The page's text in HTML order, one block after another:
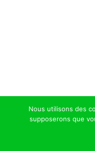
Nous utilisons des
supposerons que